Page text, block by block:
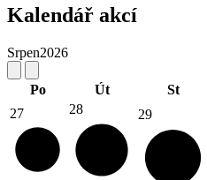
Kalendář akcí
Srpen2026
Po Út St
27
28 29